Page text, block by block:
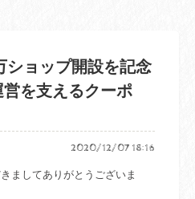
ショップ開設を記念
を支えるクーポ
2020/12/07 18:16
ましてありがとうございま